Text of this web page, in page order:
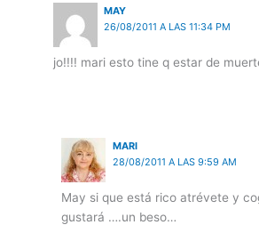
MAY
26/08/2011 A LAS 11:34 PM
jo!!!! mari esto tine q estar de
MARI
28/08/2011 A LAS 9:59 AM
May si que está rico atrévete y
gustará ….un beso…